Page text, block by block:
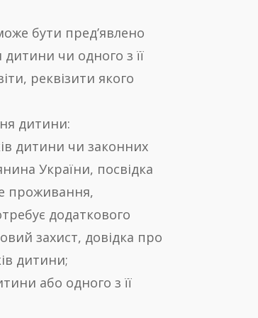
бути пред’явлено
чи одного з її
реквізити якого
дитини:
дитини чи законних
України, посвідка
проживання,
додаткового
захист, довідка про
дитини;
або одного з її